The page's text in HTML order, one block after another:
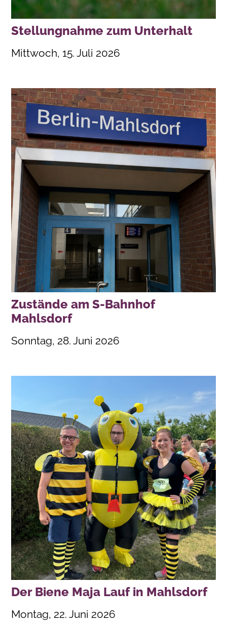
Stellungnahme zum Unterhalt
Mittwoch, 15. Juli 2026
Zustände am S-Bahnhof
Mahlsdorf
Sonntag, 28. Juni 2026
Der Biene Maja Lauf in Mahlsdorf
Montag, 22. Juni 2026